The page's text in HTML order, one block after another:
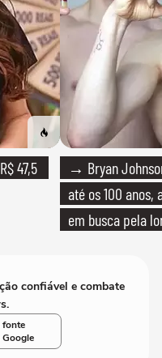
47,5
→ Bryan
até os 100
em busca pela
confiável e combate
fonte